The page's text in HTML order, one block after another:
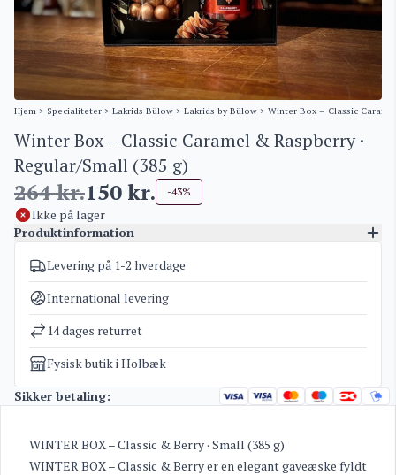
Hjem > Specialiteter > Lakrids Bülow > Lakrids by Bülow > Winter Box – Classic
Winter Box – Classic Caramel & Raspberry ·
Regular/Small (385 g)
264kr.150kr. -43%
Ikke på lager
Produktinformation
Varenummer
5177
Kategorier
Vægt
1 kg
Levering på 1-2 hverdage
International levering
14 dages returret
Fysisk butik i Holbæk
Sikker betaling:
WINTER BOX – Classic & Berry · Small (385 g)
WINTER BOX – Classic & Berry er en elegant gaveæske fyldt